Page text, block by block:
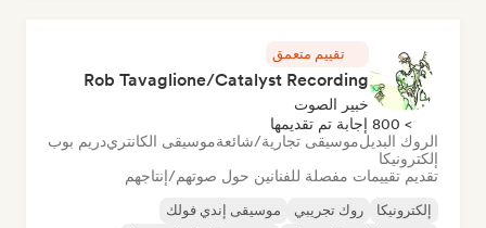
تقييم متعمق
Rob Tavaglione/Catalyst Recording
خبير الصوت
> 800 إجابة تم تقديمها
الروك البديلموسيقى تجارية/شائعةموسيقى الكانتريدريم بوب
إلكترونيكا
تقديم تقييمات مفصلة للفنانين حول صوتهم/إنتاجهم
إلكترونيكا روك تجريبي
موسيقى إندي فولك